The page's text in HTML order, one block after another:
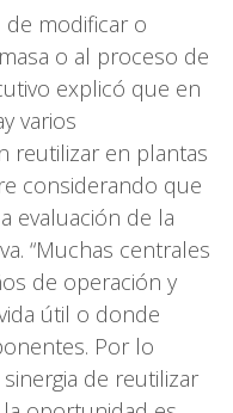
modificar o
o al proceso de
explicó que en
varios
reutilizar en plantas
considerando que
evaluación de la
“Muchas centrales
de operación y
útil o donde
Por lo
de reutilizar